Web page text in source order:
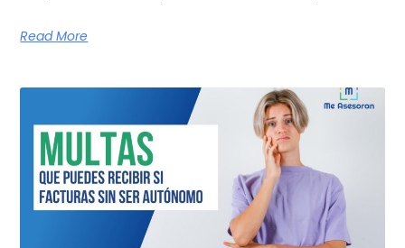
Read More